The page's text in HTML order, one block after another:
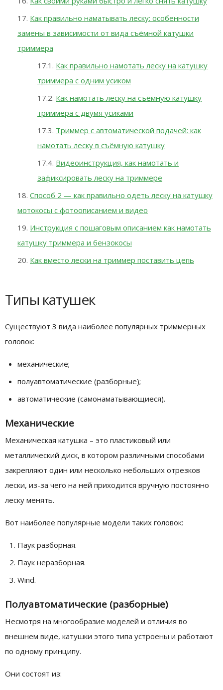
Как правильно наматывать леску: особенности
замены в зависимости от вида съёмной катушки
триммера
Как правильно намотать леску на катушку
триммера с одним усиком
Как намотать леску на съёмную катушку
триммера с двумя усиками
Триммер с автоматической подачей: как
намотать леску в съёмную катушку
Видеоинструкция, как намотать и
зафиксировать леску на триммере
Способ 2 — как правильно одеть леску на катушку
мотокосы с фотоописанием и видео
Инструкция с пошаговым описанием как намотать
катушку триммера и бензокосы
Как вместо лески на триммер поставить цепь
Типы катушек
Существуют 3 вида наиболее популярных триммерных
головок:
механические;
полуавтоматические (разборные);
автоматические (самонаматывающиеся).
Механические
Механическая катушка – это пластиковый или
металлический диск, в котором различными способами
закрепляют один или несколько небольших отрезков
лески, из-за чего на ней приходится вручную постоянно
леску менять.
Вот наиболее популярные модели таких головок:
Паук разборная.
Паук неразборная.
Wind.
Полуавтоматические (разборные)
Несмотря на многообразие моделей и отличия во
внешнем виде, катушки этого типа устроены и работают
по одному принципу.
Они состоят из: